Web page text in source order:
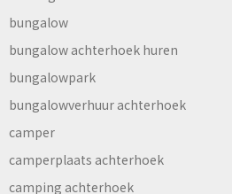
bungalow
bungalow achterhoek huren
bungalowpark
bungalowverhuur achterhoek
camper
camperplaats achterhoek
camping achterhoek